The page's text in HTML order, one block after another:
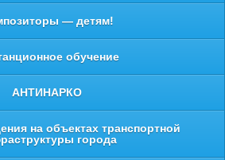
— детям!
обучение
АНТИНАРКО
на объектах транспортной
города